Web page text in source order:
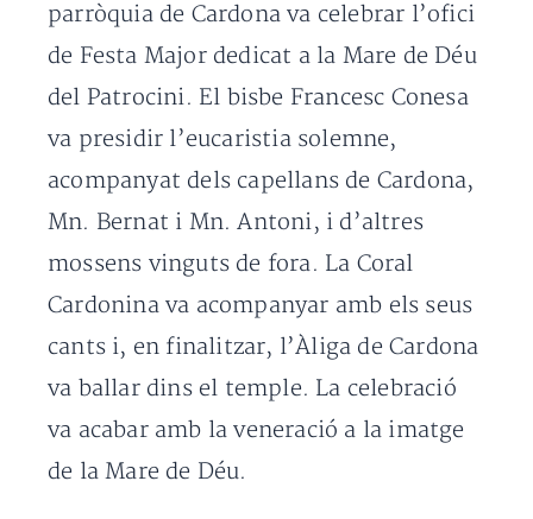
parròquia de Cardona va celebrar l’ofici
de Festa Major dedicat a la Mare de Déu
del Patrocini. El bisbe Francesc Conesa
va presidir l’eucaristia solemne,
acompanyat dels capellans de Cardona,
Mn. Bernat i Mn. Antoni, i d’altres
mossens vinguts de fora. La Coral
Cardonina va acompanyar amb els seus
cants i, en finalitzar, l’Àliga de Cardona
va ballar dins el temple. La celebració
va acabar amb la veneració a la imatge
de la Mare de Déu.